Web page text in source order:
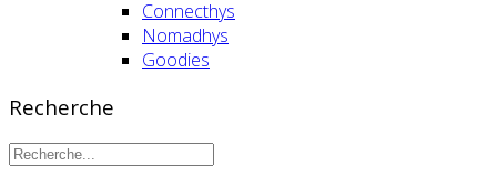
Connecthys
Nomadhys
Goodies
Recherche